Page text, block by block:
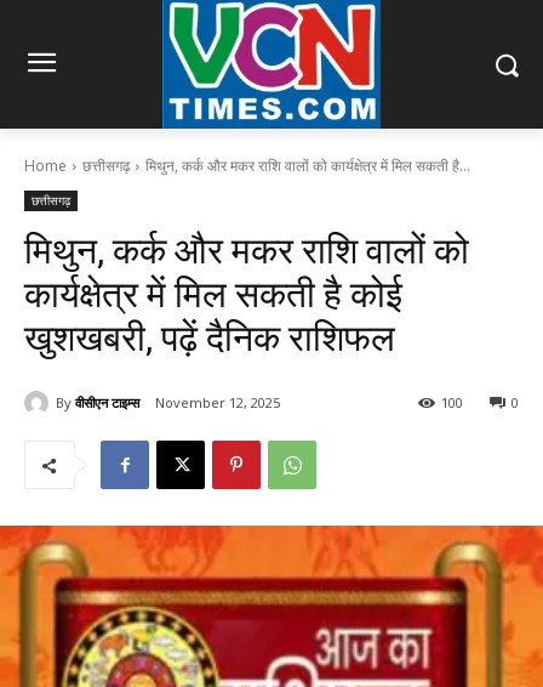
Home छत्तीसगढ़ मिथुन, कर्क और मकर राशि वालों को कार्यक्षेत्र में मिल सकती है...
छत्तीसगढ़
मिथुन, कर्क और मकर राशि वालों को
कार्यक्षेत्र में मिल सकती है कोई
खुशखबरी, पढ़ें दैनिक राशिफल
By वीसीएन टाइम्स November 12, 2025 0
100